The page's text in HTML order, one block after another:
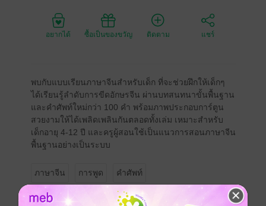
อยากได้ ซื้อเป็นของขวัญ ติดตาม แชร์
พบกับแบบเรียนภาษาจีนสำหรับเด็ก ที่จะช่วยฝึกให้เด็กๆ
ได้เรียนรู้ลำดับการขีดอักษรจีน ผ่านบทสนทนาขั้นพื้นฐาน
และคำศัพท์ใหม่กว่า 100 คำ พร้อมภาพประกอบการ์ตูน
สวยงามให้ได้เพลิดเพลินกันตลอดทั้งเล่ม เหมาะสำหรับ
เด็กอายุ 4-12 ปี และครูผู้สอนใช้เป็นแนวการสอนภาษาจีน
พื้นฐานอย่างเป็นระบบ
ภาษาจีน การพูด คำศัพท์